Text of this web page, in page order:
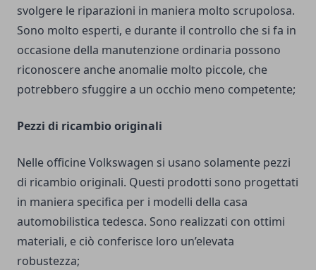
svolgere le riparazioni in maniera molto scrupolosa.
Sono molto esperti, e durante il controllo che si fa in
occasione della manutenzione ordinaria possono
riconoscere anche anomalie molto piccole, che
potrebbero sfuggire a un occhio meno competente;
Pezzi di ricambio originali
Nelle officine Volkswagen si usano solamente pezzi
di ricambio originali. Questi prodotti sono progettati
in maniera specifica per i modelli della casa
automobilistica tedesca. Sono realizzati con ottimi
materiali, e ciò conferisce loro un’elevata
robustezza;